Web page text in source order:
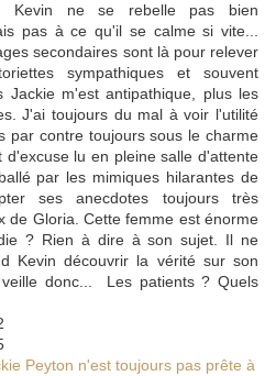
Kevin ne se rebelle pas bien
pas à ce qu'il se calme si vite...
secondaires sont là pour relever
sympathiques et souvent
Jackie m'est antipathique, plus les
J'ai toujours du mal à voir l'utilité
par contre toujours sous le charme
lu en pleine salle d'attente
par les mimiques hilarantes de
ses anecdotes toujours très
de Gloria. Cette femme est énorme
? Rien à dire à son sujet. Il ne
Kevin découvrir la vérité sur son
donc... Les patients ? Quels
Peyton n'est toujours pas prête à